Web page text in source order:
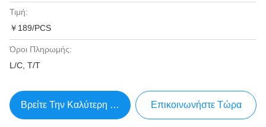
Τιμή:
￥189/PCS
Όροι Πληρωμής:
L/C, T/T
Βρείτε Την Καλύτερη Τιμή Επικοινωνήστε Τώρα